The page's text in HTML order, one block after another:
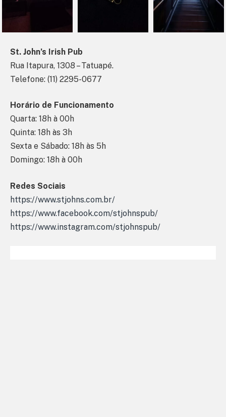
St. John’s Irish Pub
Rua Itapura, 1308 – Tatuapé.
Telefone: (11) 2295-0677
Horário de Funcionamento
Quarta: 18h à 00h
Quinta: 18h às 3h
Sexta e Sábado: 18h às 5h
Domingo: 18h à 00h
Redes Sociais
https://www.stjohns.com.br/
https://www.facebook.com/stjohnspub/
https://www.instagram.com/stjohnspub/